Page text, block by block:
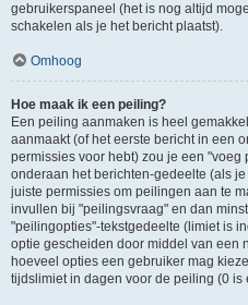
gebruikerspaneel (het is nog altijd
schakelen als je het bericht plaatst).
Omhoog
Hoe maak ik een peiling?
Een peiling aanmaken is heel
aanmaakt (of het eerste bericht in een
permissies voor hebt) zou je een
onderaan het berichten-gedeelte (als
juiste permissies om peilingen aan te
invullen bij "peilingsvraag" en dan
"peilingopties"-tekstgedeelte (limiet is
optie gescheiden door middel van een
hoeveel opties een gebruiker mag
tijdslimiet in dagen voor de peiling (0